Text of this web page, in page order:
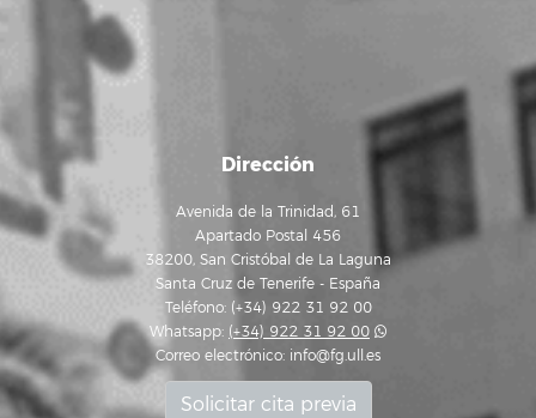
Dirección
Avenida de la Trinidad, 61
Apartado Postal 456
38200, San Cristóbal de La Laguna
Santa Cruz de Tenerife - España
Teléfono: (+34) 922 31 92 00
Whatsapp: (+34) 922 31 92 00
Correo electrónico: info@fg.ull.es
Solicitar cita previa